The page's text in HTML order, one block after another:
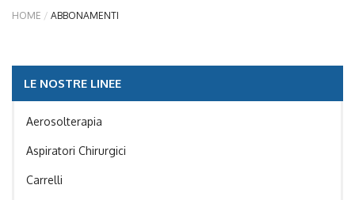
HOME
ABBONAMENTI
LE NOSTRE LINEE
Aerosolterapia
Aspiratori Chirurgici
Carrelli